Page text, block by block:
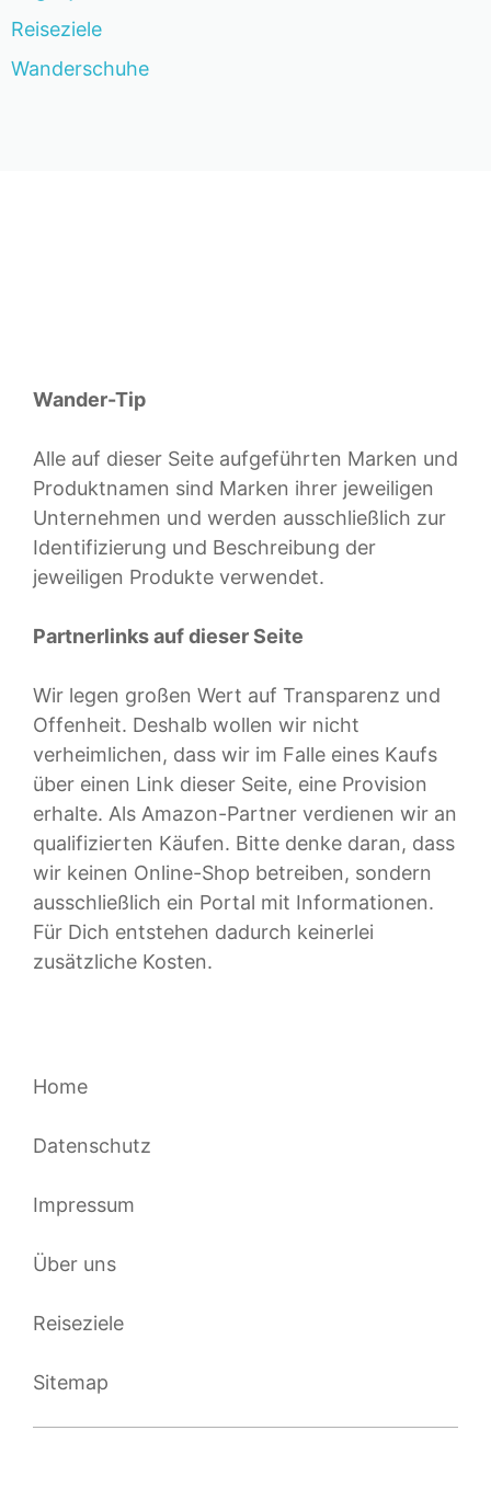
Reiseziele
Wanderschuhe
Wander-Tip
Alle auf dieser Seite aufgeführten Marken und
Produktnamen sind Marken ihrer jeweiligen
Unternehmen und werden ausschließlich zur
Identifizierung und Beschreibung der
jeweiligen Produkte verwendet.
Partnerlinks auf dieser Seite
Wir legen großen Wert auf Transparenz und
Offenheit. Deshalb wollen wir nicht
verheimlichen, dass wir im Falle eines Kaufs
über einen Link dieser Seite, eine Provision
erhalte. Als Amazon-Partner verdienen wir an
qualifizierten Käufen. Bitte denke daran, dass
wir keinen Online-Shop betreiben, sondern
ausschließlich ein Portal mit Informationen.
Für Dich entstehen dadurch keinerlei
zusätzliche Kosten.
Home
Datenschutz
Impressum
Über uns
Reiseziele
Sitemap